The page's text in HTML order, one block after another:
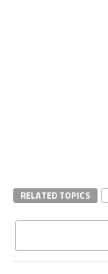
RELATED TOPICS